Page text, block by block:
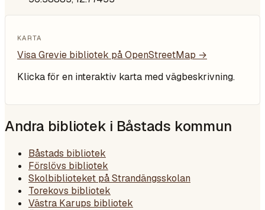
KARTA
VisaGrevie bibliotek på OpenStreetMap →
Klicka för en interaktiv karta med vägbeskrivning.
Andra bibliotek i Båstads kommun
Båstads bibliotek
Förslövs bibliotek
Skolbiblioteket på Strandängsskolan
Torekovs bibliotek
Västra Karups bibliotek